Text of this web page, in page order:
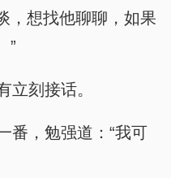
，想找他聊聊，如果
”
立刻接话。
番，勉强道：“我可